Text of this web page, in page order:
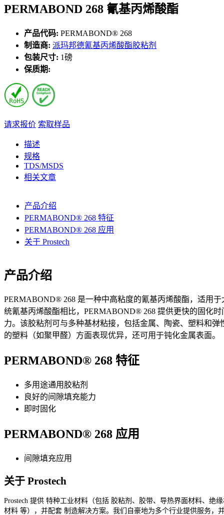
PERMABOND 268 氰基丙烯酸酯
产品代码: PERMABOND® 268
制造商: 派玛邦德氰基丙烯酸酯胶粘剂
包装尺寸: 1磅
保质期:
请求报价 索取样品
描述
规格
TDS/MSDS
相关文章
产品介绍
PERMABOND® 268 特征
PERMABOND® 268 应用
关于 Prostech
产品介绍
PERMABOND® 268 是一种中高粘度的氰基丙烯酸酯，适用
统氰基丙烯酸酯相比，PERMABOND® 268 提供更快的固化
力。该胶粘剂可与多种基材粘接，包括金属、陶瓷、塑料和弹
的塑料（如聚甲醛）方面表现优异，还可用于钝化金属表面。
PERMABOND® 268 特征
多用途通用胶粘剂
良好的间隙填充能力
即时固化
PERMABOND® 268 应用
间隙填充应用
关于 Prostech
Prostech 提供 特种工业材料（包括 胶粘剂、胶带、导热界面材料、绝
材料 等），并配套 制造解决方案。我们自豪地为多个行业提供服务，